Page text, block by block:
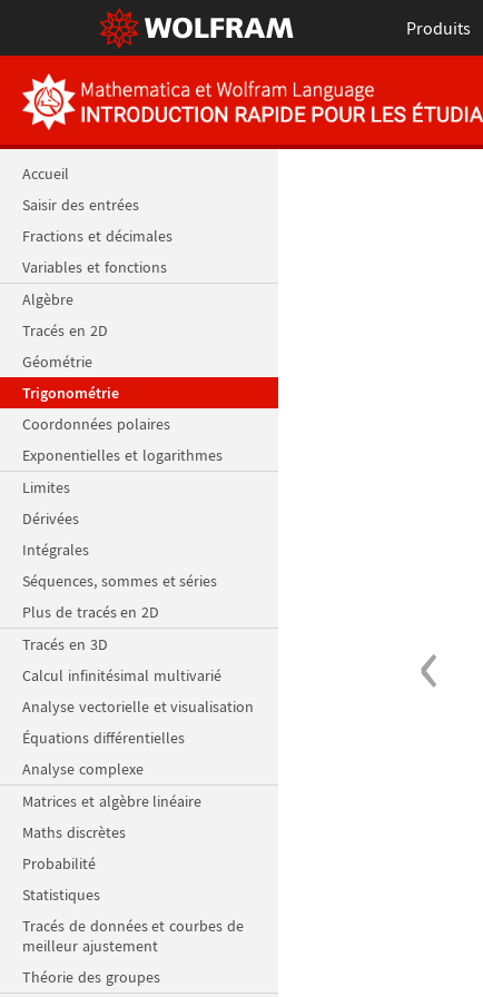
Produits
Accueil
Saisir des entrées
Fractions et décimales
Variables et fonctions
Algèbre
Tracés en 2D
Géométrie
Trigonométrie
Coordonnées polaires
Exponentielles et logarithmes
Limites
Dérivées
Intégrales
Séquences, sommes et séries
Plus de tracés en 2D
Tracés en 3D
Calcul infinitésimal multivarié
Analyse vectorielle et visualisation
Équations différentielles
Analyse complexe
Matrices et algèbre linéaire
Maths discrètes
Probabilité
Statistiques
Tracés de données et courbes de
meilleur ajustement
Théorie des groupes
‹